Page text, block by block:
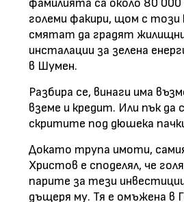
фамилията са около 80 000
големи факири, щом с този
смятат да градят жилищни
инсталации за зелена
в Шумен.
Разбира се, винаги има
вземе и кредит. Или пък да
скритите под дюшека
Докато трупа имоти,
Христов е споделял, че
парите за тези
дъщеря му. Тя е омъжена в